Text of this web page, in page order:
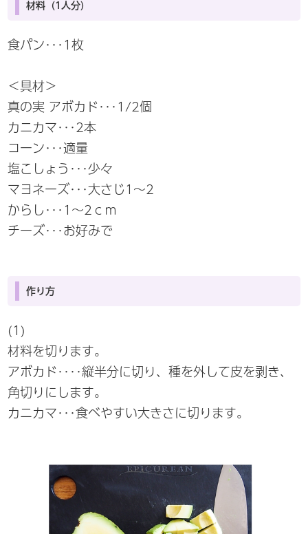
材料（1人分）
食パン･･･1枚
＜具材＞
真の実 アボカド･･･1/2個
カニカマ･･･2本
コーン･･･適量
塩こしょう･･･少々
マヨネーズ･･･大さじ1～2
からし･･･1～2ｃｍ
チーズ･･･お好みで
作り方
(1)
材料を切ります。
アボカド････縦半分に切り、種を外して皮を剥き、
角切りにします。
カニカマ･･･食べやすい大きさに切ります。